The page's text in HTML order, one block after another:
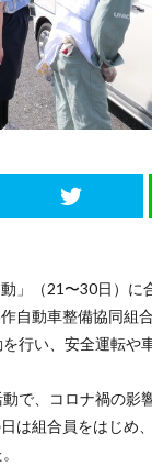
動」（21〜30日）に
自動車整備協同組
行い、安全運転や
で、コロナ禍の影
は組合員をはじめ